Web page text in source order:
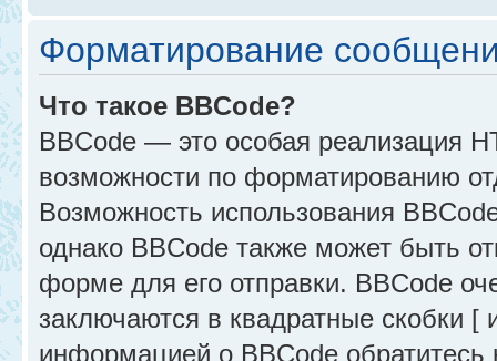
Форматирование
Что такое BBCode?
BBCode — это особая реализация
возможности по форматированию
Возможность использования
однако BBCode также может быть
форме для его отправки. BBCode
заключаются в квадратные скобки
информацией о BBCode обратитесь